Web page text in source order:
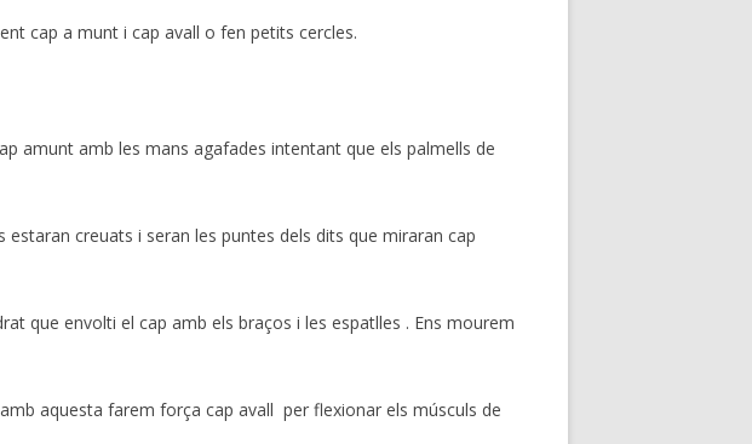
cap a munt i cap avall o fen petits cercles.
amunt amb les mans agafades intentant que els palmells de
creuats i seran les puntes dels dits que miraran cap
que envolti el cap amb els braços i les espatlles . Ens mourem
aquesta farem força cap avall per flexionar els músculs de